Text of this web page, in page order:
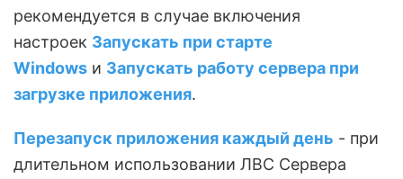
рекомендуется в случае включения
настроек Запускать при старте
Windows и Запускать работу сервера при
загрузке приложения.
Перезапуск приложения каждый день - при
длительном использовании ЛВС Сервера